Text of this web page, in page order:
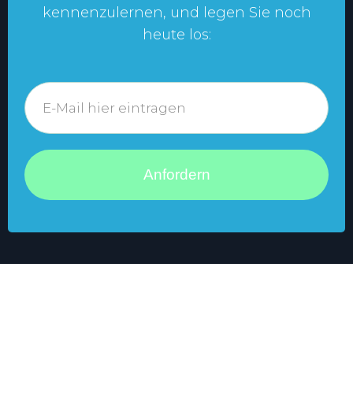
kennenzulernen, und legen Sie noch
heute los:
Anfordern